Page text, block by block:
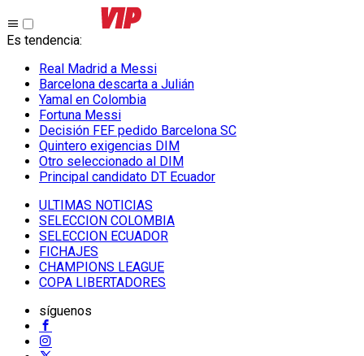
Es tendencia:
Real Madrid a Messi
Barcelona descarta a Julián
Yamal en Colombia
Fortuna Messi
Decisión FEF pedido Barcelona SC
Quintero exigencias DIM
Otro seleccionado al DIM
Principal candidato DT Ecuador
ULTIMAS NOTICIAS
SELECCION COLOMBIA
SELECCION ECUADOR
FICHAJES
CHAMPIONS LEAGUE
COPA LIBERTADORES
síguenos